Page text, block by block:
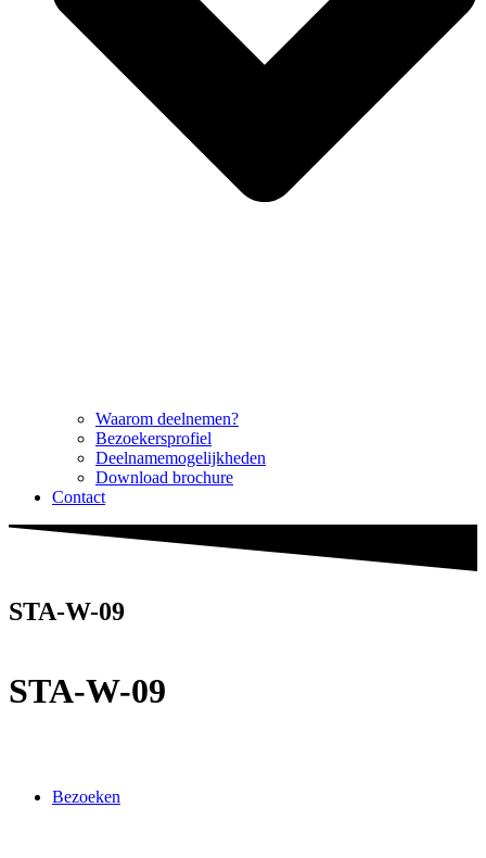
Waarom deelnemen?
Bezoekersprofiel
Deelnamemogelijkheden
Download brochure
Contact
STA-W-09
STA-W-09
Bezoeken